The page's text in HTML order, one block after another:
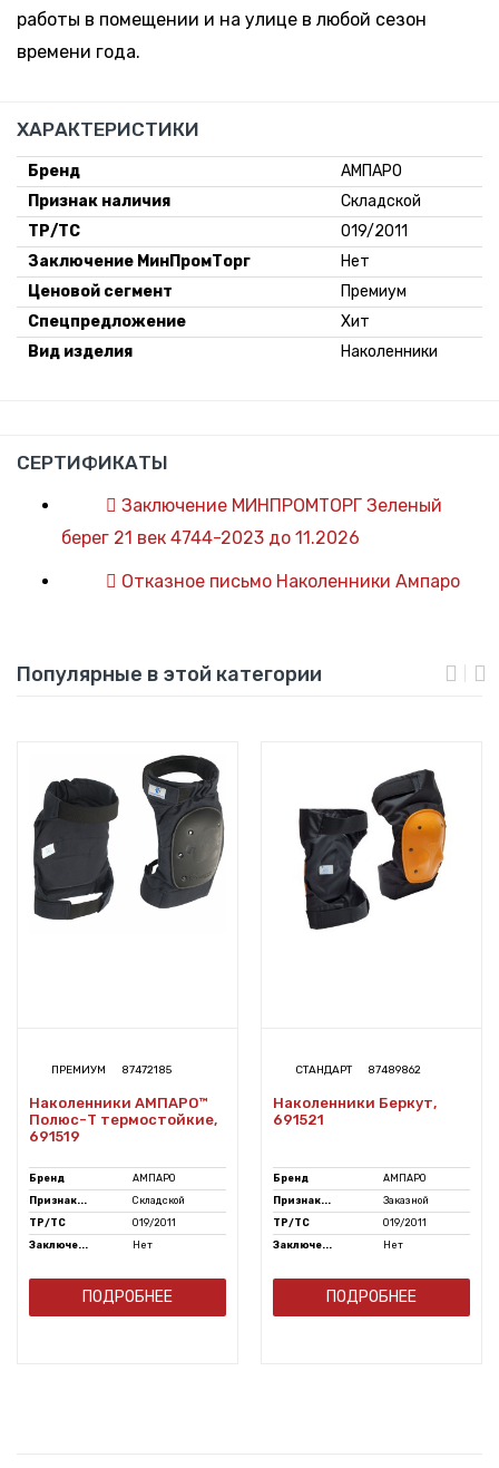
работы в помещении и на улице в любой сезон
времени года.
ХАРАКТЕРИСТИКИ
Бренд
АМПАРО
Признак наличия
Складской
ТР/ТС
019/2011
Заключение МинПромТорг
Нет
Ценовой сегмент
Премиум
Спецпредложение
Хит
Вид изделия
Наколенники
СЕРТИФИКАТЫ
Заключение МИНПРОМТОРГ Зеленый
берег 21 век 4744-2023 до 11.2026
Отказное письмо Наколенники Ампаро
Популярные в этой категории
ПРЕМИУМ 87472185
Наколенники АМПАРО™
Полюс-Т термостойкие,
691519
Бренд
АМПАРО
Признак...
Складской
ТР/ТС
019/2011
Заключе...
Нет
ПОДРОБНЕЕ
СТАНДАРТ 87489862
Наколенники Беркут,
691521
Бренд
АМПАРО
Признак...
Заказной
ТР/ТС
019/2011
Заключе...
Нет
ПОДРОБНЕЕ